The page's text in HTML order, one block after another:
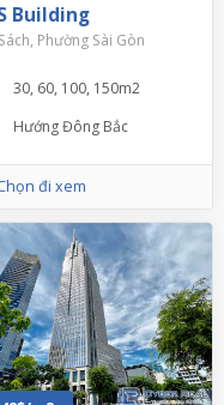
Building
Phường Sài Gòn
30, 60, 100, 150m2
Hướng Đông Bắc
đi xem